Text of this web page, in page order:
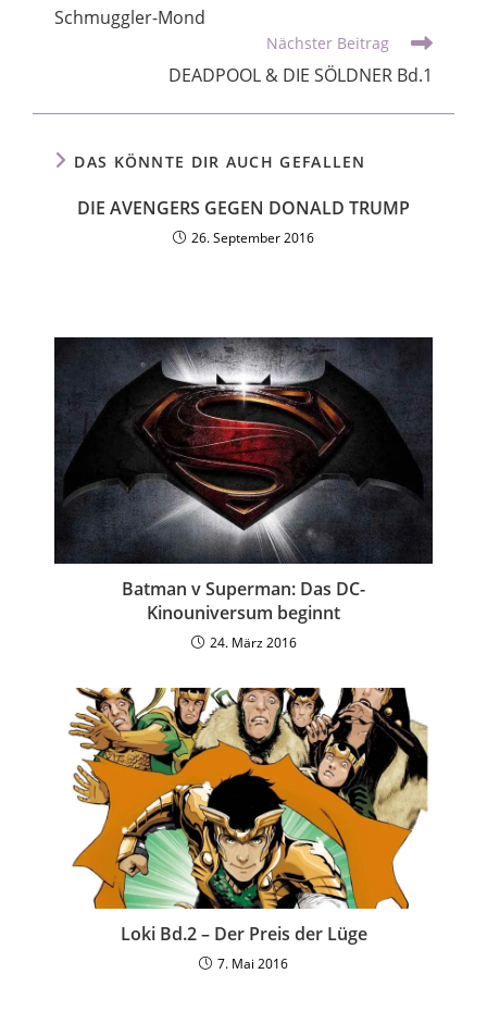
Schmuggler-Mond
Nächster Beitrag
DEADPOOL & DIE SÖLDNER Bd.1
DAS KÖNNTE DIR AUCH GEFALLEN
DIE AVENGERS GEGEN DONALD TRUMP
26. September 2016
Batman v Superman: Das DC-
Kinouniversum beginnt
24. März 2016
Loki Bd.2 – Der Preis der Lüge
7. Mai 2016